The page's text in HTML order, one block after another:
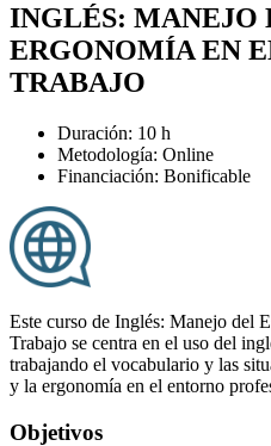
INGLÉS: MANEJO
ERGONOMÍA EN
TRABAJO
Duración: 10 h
Metodología: Online
Financiación: Bonificable
Este curso de Inglés: Manejo del
Trabajo se centra en el uso del
trabajando el vocabulario y las
y la ergonomía en el entorno
Objetivos